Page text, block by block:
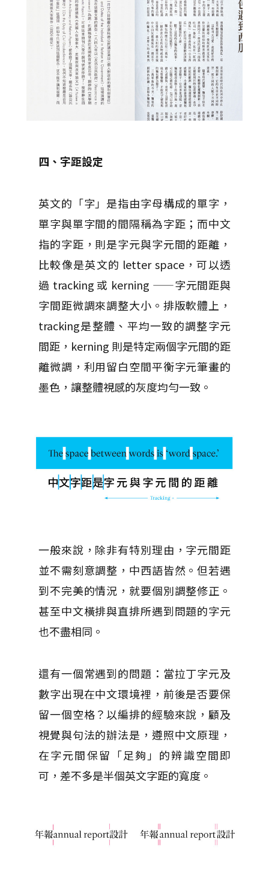
四、字距設定
英文的「字」是指由字母構成的單字，
單字與單字間的間隔稱為字距；而中文
指的字距，則是字元與字元間的距離，
比較像是英文的 letter space，可以透
過 tracking 或 kerning ——字元間距與
字間距微調來調整大小。排版軟體上，
tracking是整體、平均一致的調整字元
間距，kerning 則是特定兩個字元間的距
離微調，利用留白空間平衡字元筆畫的
墨色，讓整體視感的灰度均勻一致。
一般來說，除非有特別理由，字元間距
並不需刻意調整，中西語皆然。但若遇
到不完美的情況，就要個別調整修正。
甚至中文橫排與直排所遇到問題的字元
也不盡相同。
還有一個常遇到的問題：當拉丁字元及
數字出現在中文環境裡，前後是否要保
留一個空格？以編排的經驗來說，顧及
視覺與句法的辦法是，遵照中文原理，
在字元間保留「足夠」的辨識空間即
可，差不多是半個英文字距的寬度。